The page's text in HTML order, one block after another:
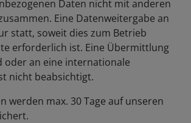
Daten nicht mit anderen
Eine Datenweitergabe an
statt, soweit dies zum Betrieb
erforderlich ist. Eine Übermittlung
oder an eine internationale
nicht beabsichtigt.
werden max. 30 Tage auf unseren